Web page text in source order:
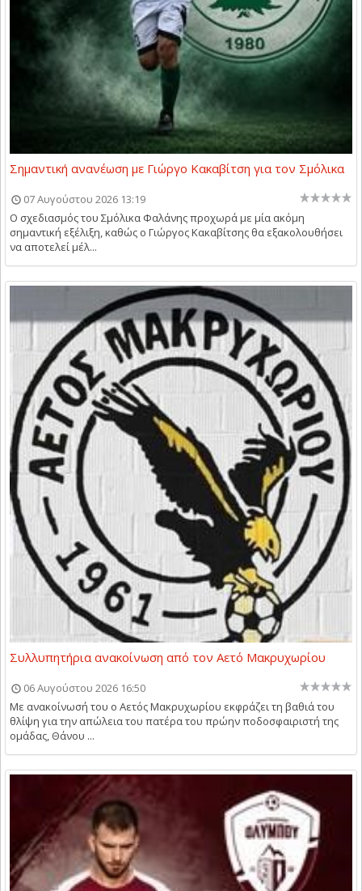
Σημαντική ανανέωση με Γιώργο Κακαβίτση για τον Σμόλικα
07 Αυγούστου 2026 13:19
Ο σχεδιασμός του Σμόλικα Φαλάνης προχωρά με μία ακόμη
σημαντική εξέλιξη, καθώς ο Γιώργος Κακαβίτσης θα εξακολουθήσει
να αποτελεί μέλ...
Συλλυπητήρια ανακοίνωση από τον Αετό Μακρυχωρίου
06 Αυγούστου 2026 16:50
Με ανακοίνωσή του ο Αετός Μακρυχωρίου εκφράζει τη βαθιά του
θλίψη για την απώλεια του πατέρα του πρώην ποδοσφαιριστή της
ομάδας, Θάνου ...